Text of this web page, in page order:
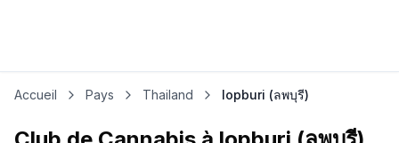
Accueil Pays Thailand lopburi (ลพบุรี)